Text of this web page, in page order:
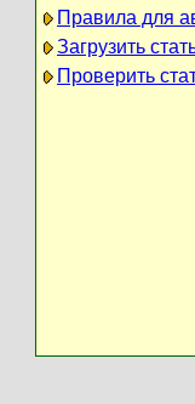
Правила для
Загрузить
Проверить